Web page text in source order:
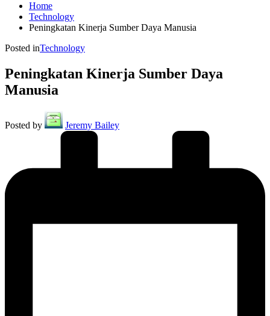
Home
Technology
Peningkatan Kinerja Sumber Daya Manusia
Posted inTechnology
Peningkatan Kinerja Sumber Daya
Manusia
Posted by Jeremy Bailey